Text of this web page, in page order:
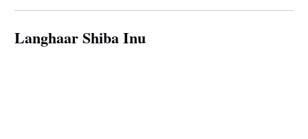
Langhaar Shiba Inu